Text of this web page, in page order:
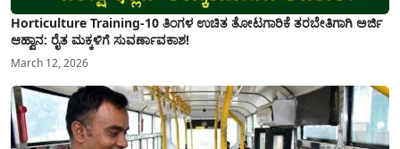
Horticulture Training-10 ತಿಂಗಳ ಉಚಿತ ತೋಟಗಾರಿಕೆ ತರಬೇತಿಗಾಗಿ ಅರ್ಜಿ
ಆಹ್ವಾನ: ರೈತ ಮಕ್ಕಳಿಗೆ ಸುವರ್ಣಾವಕಾಶ!
March 12, 2026